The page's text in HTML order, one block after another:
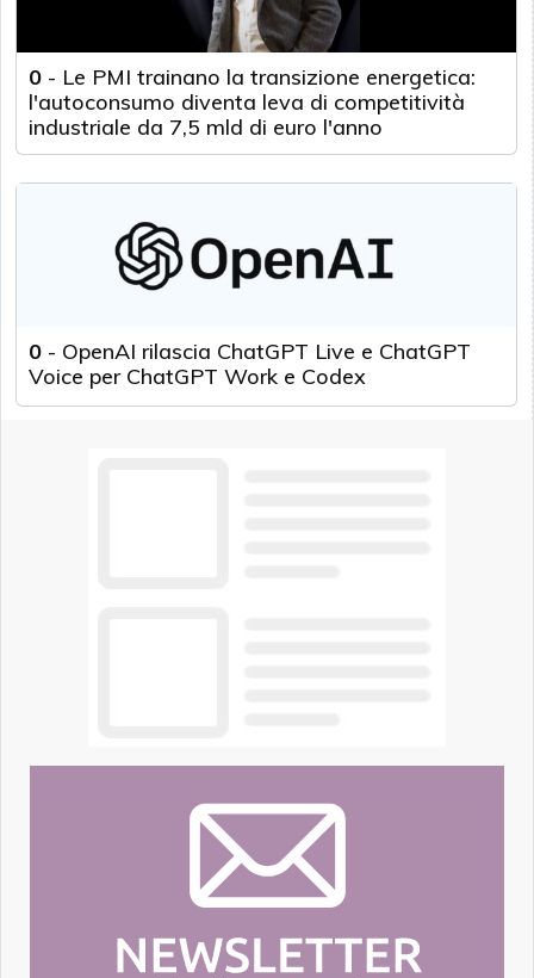
0 - Le PMI trainano la transizione energetica:
l'autoconsumo diventa leva di competitività
industriale da 7,5 mld di euro l'anno
0 - OpenAI rilascia ChatGPT Live e ChatGPT
Voice per ChatGPT Work e Codex